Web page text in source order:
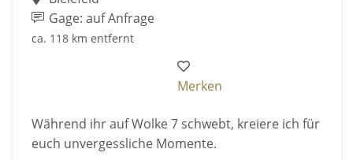
Gage: auf Anfrage
ca. 118 km entfernt
Merken
Während ihr auf Wolke 7 schwebt, kreiere ich für
euch unvergessliche Momente.